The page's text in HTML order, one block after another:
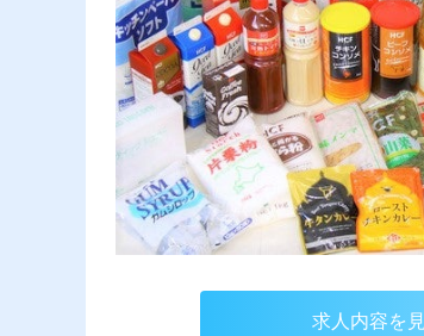
求人内容を